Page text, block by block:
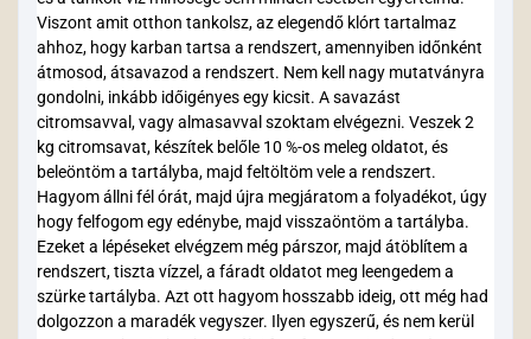
Viszont amit otthon tankolsz, az elegendő klórt tartalmaz
ahhoz, hogy karban tartsa a rendszert, amennyiben időnként
átmosod, átsavazod a rendszert. Nem kell nagy mutatványra
gondolni, inkább időigényes egy kicsit. A savazást
citromsavval, vagy almasavval szoktam elvégezni. Veszek 2
kg citromsavat, készítek belőle 10 %-os meleg oldatot, és
beleöntöm a tartályba, majd feltöltöm vele a rendszert.
Hagyom állni fél órát, majd újra megjáratom a folyadékot, úgy
hogy felfogom egy edénybe, majd visszaöntöm a tartályba.
Ezeket a lépéseket elvégzem még párszor, majd átöblítem a
rendszert, tiszta vízzel, a fáradt oldatot meg leengedem a
szürke tartályba. Azt ott hagyom hosszabb ideig, ott még had
dolgozzon a maradék vegyszer. Ilyen egyszerű, és nem kerül